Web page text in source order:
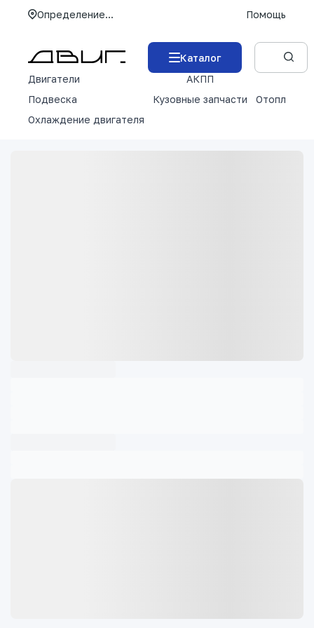
Определение... Помощь
Каталог
Двигатели
АКПП
Подвеска
Кузовные запчасти
Отопление
Охлаждение двигателя